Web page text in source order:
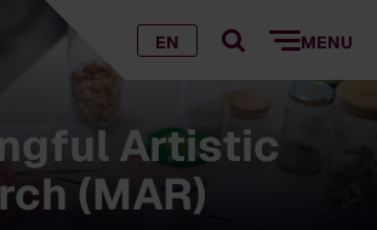
EN MENU
Artistic
(MAR)